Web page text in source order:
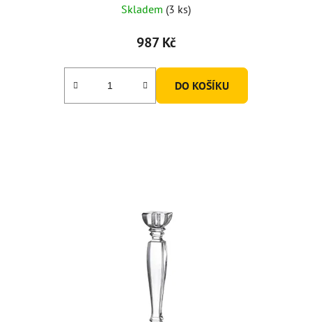
hodnocení
produktu
5,0
Skladem (3 ks)
987 Kč
DO KOŠÍKU